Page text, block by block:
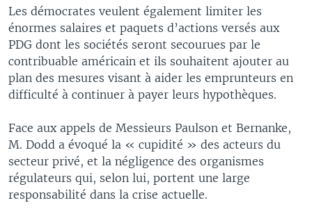
Les démocrates veulent également limiter les
énormes salaires et paquets d’actions versés aux
PDG dont les sociétés seront secourues par le
contribuable américain et ils souhaitent ajouter au
plan des mesures visant à aider les emprunteurs en
difficulté à continuer à payer leurs hypothèques.
Face aux appels de Messieurs Paulson et Bernanke,
M. Dodd a évoqué la « cupidité » des acteurs du
secteur privé, et la négligence des organismes
régulateurs qui, selon lui, portent une large
responsabilité dans la crise actuelle.